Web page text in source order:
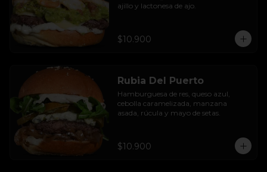
ajillo y lactonesa de ajo.
$10.900
Rubia Del Puerto
Hamburguesa de res, queso azul,
cebolla caramelizada, manzana
asada, rúcula y mayo de setas.
$10.900